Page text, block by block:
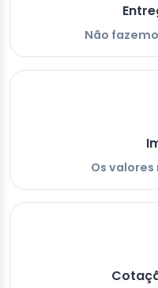
Não
Os valores